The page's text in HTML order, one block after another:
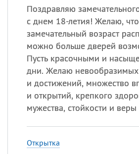
Поздравляю
с днем 18-летия! Желаю,
замечательный возраст
можно больше дверей
Пусть красочными и
дни. Желаю
и достижений, множество
и открытий, крепкого
мужества, стойкости и веры
Открытка